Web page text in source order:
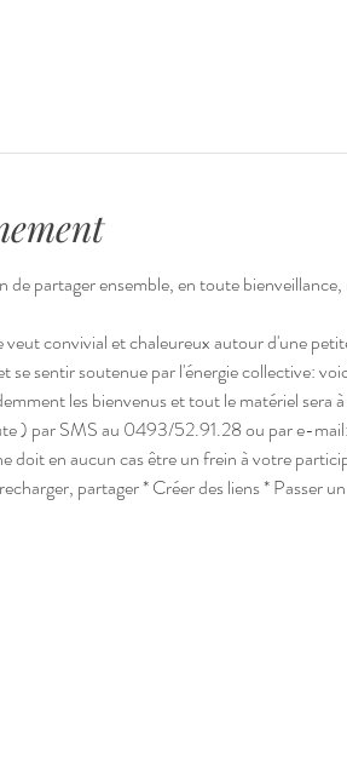
de partager ensemble, en toute
convivial et chaleureux autour d'une
se sentir soutenue par l'énergie collective:
les bienvenus et tout le matériel
) par SMS au 0493/52.91.28 ou par e-
doit en aucun cas être un frein à votre
partager * Créer des liens * Passer